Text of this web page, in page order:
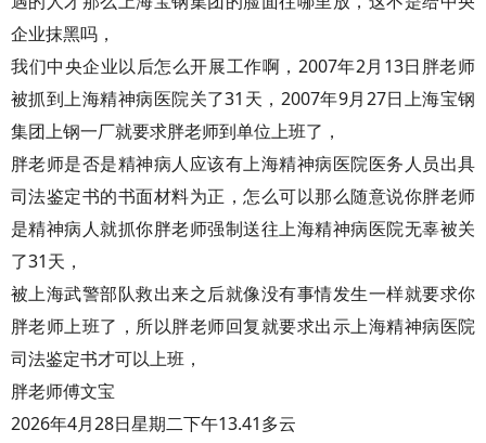
企业抹黑吗，
我们中央企业以后怎么开展工作啊，2007年2月13日胖老师
被抓到上海精神病医院关了31天，2007年9月27日上海宝钢
集团上钢一厂就要求胖老师到单位上班了，
胖老师是否是精神病人应该有上海精神病医院医务人员出具
司法鉴定书的书面材料为正，怎么可以那么随意说你胖老师
是精神病人就抓你胖老师强制送往上海精神病医院无辜被关
了31天，
被上海武警部队救出来之后就像没有事情发生一样就要求你
胖老师上班了，所以胖老师回复就要求出示上海精神病医院
司法鉴定书才可以上班，
胖老师傅文宝
2026年4月28日星期二下午13.41多云